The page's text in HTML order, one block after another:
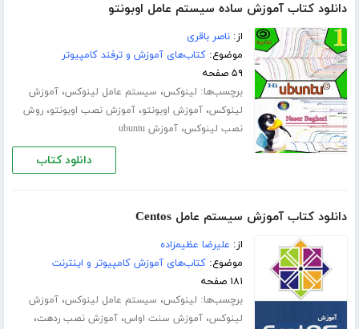
دانلود کتاب آموزش ساده سیستم عامل اوبونتو
از:ناصر باقری
موضوع:کتاب‌های آموزش و ترفند کامپیوتر
۵۹ صفحه
برچسب‌ها: لینوکس، سیستم عامل لینوکس،آموزش
لینوکس،آموزش ‫اوبونتو ،آموزش نصب اوبونتو،روش
نصب لینوکس،آموزش ubuntu
دانلود کتاب
دانلود کتاب آموزش سیستم عامل Centos
از: علیرضا عظیمزاده
موضوع:کتاب‌های آموزش کامپیوتر و اینترنت
۱۸۱ صفحه
برچسب‌ها: لینوکس، سیستم عامل لینوکس،آموزش
لینوکس،آموزش سنت اواس،آموزش نصب ردهت،